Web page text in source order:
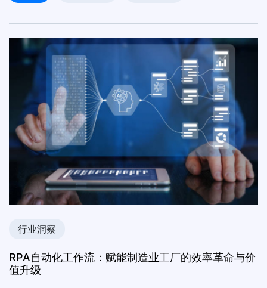
行业洞察
RPA自动化工作流：赋能制造业工厂的效率革命与价
值升级